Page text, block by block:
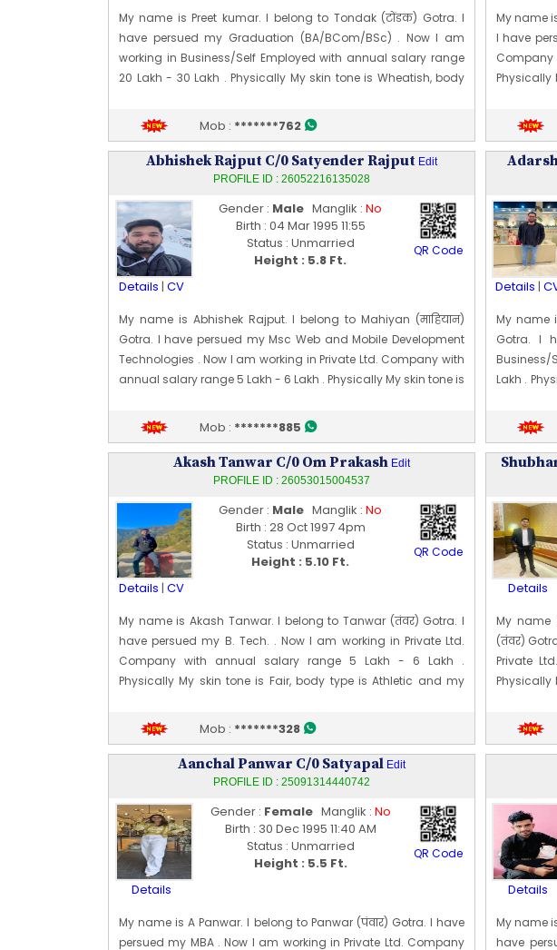
My name is Preet kumar. I belong to Tondak (टोंडक) Gotra. I
have persued my Graduation (BA/BCom/BSc) . Now I am
working in Business/Self Employed with annual salary range
20 Lakh - 30 Lakh . Physically My skin tone is Wheatish, body
of birth is 10 [07] Jul 1999
Edit Profile
Profile Last Updated ON : 07/06/2026 03:26 PM
Mob : *******762
My name
I have
Edit Profile
Profile Last
Abhishek Rajput C/0 Satyender Rajput Edit
PROFILE ID : 26052216135028
Details | CV
Gender : Male Manglik : No
Birth : 04 Mar 1995 11:55
Status : Unmarried
Height : 5.8 Ft.
QR Code
My name is Abhishek Rajput. I belong to Mahiyan (माहियान)
Gotra. I have persued my Msc Web and Mobile Development
Technologies . Now I am working in Private Ltd. Company with
annual salary range 5 Lakh - 6 Lakh . Physically My skin tone is
My date of birth is 04 [03] Mar 1995
My Highest qualification is Msc web and Mobile development
Technologies (University of Northumbria at Newcastle,
London). You can contact my Mother : 9899950885.
Profile Last Updated ON : 03/06/2026 08:32 PM
Mob : *******885
Details |
My name
Gotra. I
Business/
Lakh .
Edit Profile
Profile Last
Akash Tanwar C/0 Om Prakash Edit
PROFILE ID : 26053015004537
Details | CV
Gender : Male Manglik : No
Birth : 28 Oct 1997 4pm
Status : Unmarried
Height : 5.10 Ft.
QR Code
My name is Akash Tanwar. I belong to Tanwar (तंवर) Gotra. I
have persued my B. Tech. . Now I am working in Private Ltd.
Company with annual salary range 5 Lakh - 6 Lakh .
Physically My skin tone is Fair, body type is Athletic and my
Edit Profile
Profile Last Updated ON : 30/05/2026 03:02 PM
Mob : *******328
Details
My name
(तंवर)
Private
Physically
Edit Profile
Profile Last
Aanchal Panwar C/0 Satyapal Edit
PROFILE ID : 25091314440742
Details
Gender : FemaleManglik : No
Birth : 30 Dec 1995 11:40 AM
Status : Unmarried
Height : 5.5 Ft.
QR Code
My name is A Panwar. I belong to Panwar (पंवार) Gotra. I have
persued my MBA . Now I am working in Private Ltd. Company
Details
My name
have